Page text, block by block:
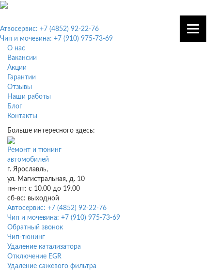
Атвосервис: +7 (4852) 92-22-76
Чип и мочевина: +7 (910) 975-73-69
О нас
Вакансии
Акции
Гарантии
Отзывы
Наши работы
Блог
Контакты
Больше интересного здесь:
Ремонт и тюнинг
автомобилей
г. Ярославль,
ул. Магистральная, д. 10
пн-пт: с 10.00 до 19.00
сб-вс: выходной
Автосервис: +7 (4852) 92-22-76
Чип и мочевина: +7 (910) 975-73-69
Обратный звонок
Чип-тюнинг
Удаление катализатора
Отключение EGR
Удаление сажевого фильтра